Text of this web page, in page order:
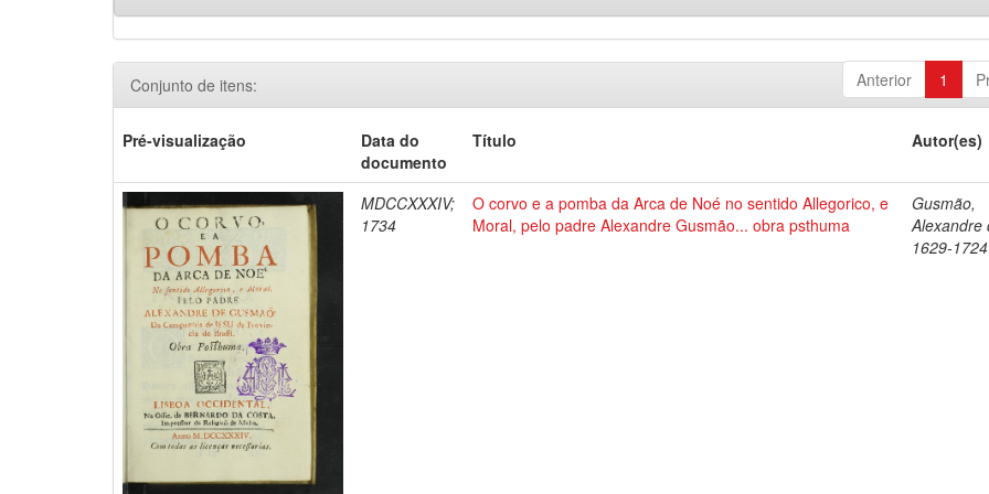
Anterior 1
Conjunto de itens:
Pré-visualização
Data do
documento
Título Autor(es)
MDCCXXXIV;
1734
O corvo e a pomba da Arca de Noé no sentido Allegorico, e
Moral, pelo padre Alexandre Gusmão... obra psthuma
Gusmão,
Alexandre
1629-1724